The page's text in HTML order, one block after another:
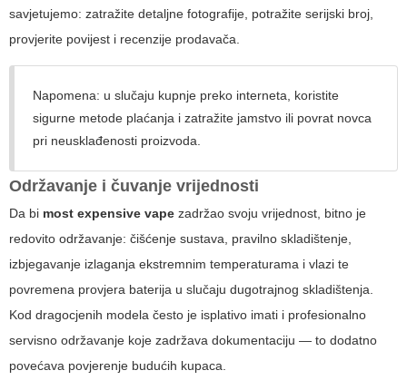
savjetujemo: zatražite detaljne fotografije, potražite serijski broj,
provjerite povijest i recenzije prodavača.
Napomena: u slučaju kupnje preko interneta, koristite
sigurne metode plaćanja i zatražite jamstvo ili povrat novca
pri neusklađenosti proizvoda.
Održavanje i čuvanje vrijednosti
Da bi most expensive vape zadržao svoju vrijednost, bitno je
redovito održavanje: čišćenje sustava, pravilno skladištenje,
izbjegavanje izlaganja ekstremnim temperaturama i vlazi te
povremena provjera baterija u slučaju dugotrajnog skladištenja.
Kod dragocjenih modela često je isplativo imati i profesionalno
servisno održavanje koje zadržava dokumentaciju — to dodatno
povećava povjerenje budućih kupaca.